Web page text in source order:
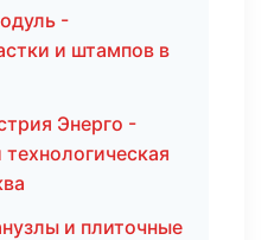
-
и штампов в
Энерго -
и плиточные